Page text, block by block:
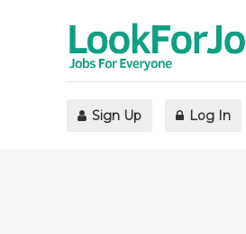
Sign Up Log In